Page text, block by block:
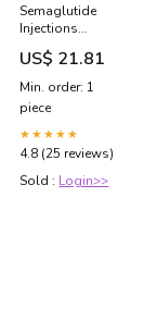
Semaglutide
Injections
Kirkland &
Bellevue
US$ 21.81
Min. order: 1
piece
★★★★★
4.8 (25 reviews)
Sold : Login>>